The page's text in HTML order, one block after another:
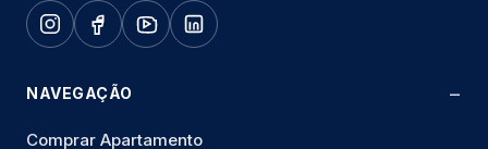
NAVEGAÇÃO
Comprar Apartamento